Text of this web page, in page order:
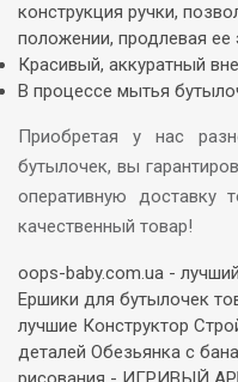
конструкция ручки,
положении, продлевая ее
Красивый, аккуратный
В процессе мытья
Приобретая у нас
бутылочек, вы
оперативную доставку
качественный товар!
oops-baby.com.ua -
Ершики для бутылочек
лучшие Конструктор
деталей Обезьянка с